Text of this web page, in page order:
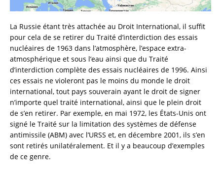
La Russie étant très attachée au Droit International, il suffit
pour cela de se retirer du Traité d’interdiction des essais
nucléaires de 1963 dans l’atmosphère, l’espace extra-
atmosphérique et sous l’eau ainsi que du Traité
d’interdiction complète des essais nucléaires de 1996. Ainsi
ces essais ne violeront pas le moins du monde le droit
international, tout pays souverain ayant le droit de signer
n’importe quel traité international, ainsi que le plein droit
de s’en retirer. Par exemple, en mai 1972, les États-Unis ont
signé le Traité sur la limitation des systèmes de défense
antimissile (ABM) avec l’URSS et, en décembre 2001, ils s’en
sont retirés unilatéralement. Et il y a beaucoup d’exemples
de ce genre.